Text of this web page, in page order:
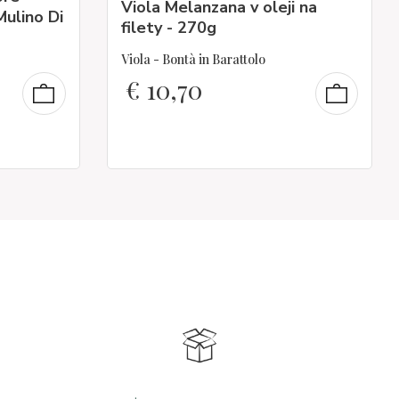
Di
Viola Melanzana v oleji na
filety - 270g
Viola - Bontà in Barattolo
€ 10,70